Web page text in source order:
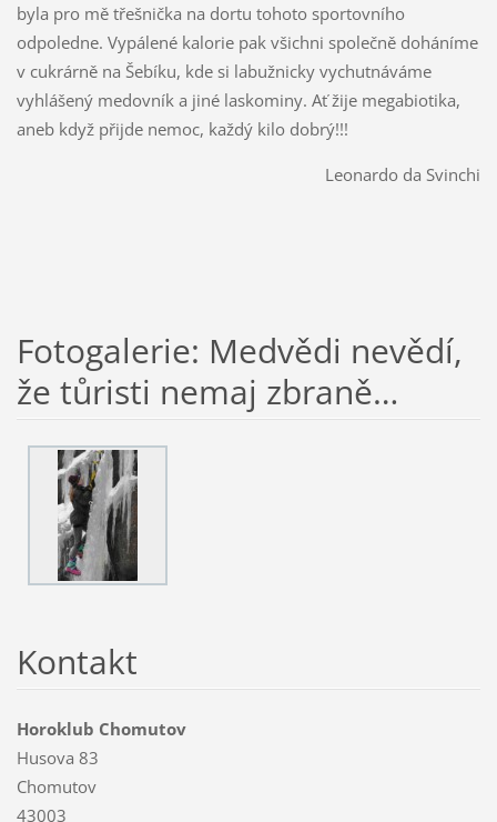
byla pro mě třešnička na dortu tohoto sportovního
odpoledne. Vypálené kalorie pak všichni společně doháníme
v cukrárně na Šebíku, kde si labužnicky vychutnáváme
vyhlášený medovník a jiné laskominy. Ať žije megabiotika,
aneb když přijde nemoc, každý kilo dobrý!!!
Leonardo da Svinchi
Fotogalerie: Medvědi nevědí,
že tůristi nemaj zbraně…
Kontakt
Horoklub Chomutov
Husova 83
Chomutov
43003